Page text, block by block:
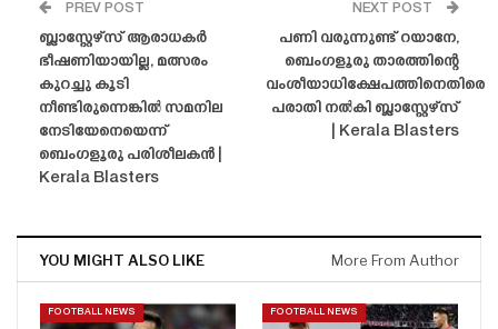
PREV POST
ബ്ലാസ്റ്റേഴ്‌സ് ആരാധകർ
ഭീഷണിയായില്ല, മത്സരം
കുറച്ചു കൂടി
നീണ്ടിരുന്നെങ്കിൽ സമനില
നേടിയേനെയെന്ന്
ബെംഗളൂരു പരിശീലകൻ |
Kerala Blasters
NEXT POST
പണി വരുന്നുണ്ട് റയാനേ,
ബെംഗളൂരു താരത്തിന്റെ
വംശീയാധിക്ഷേപത്തിനെതിരെ
പരാതി നൽകി ബ്ലാസ്റ്റേഴ്‌സ്
| Kerala Blasters
YOU MIGHT ALSO LIKE More From Author
FOOTBALL NEWS FOOTBALL NEWS